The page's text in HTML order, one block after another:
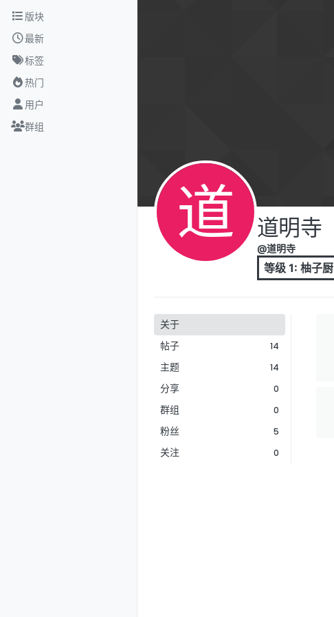
跳转至内容
版块
最新
标签
热门
用户
群组
道 道明寺
@道明寺
等级 1: 柚子厨
关于
帖子
14
主题 14
分享 0
群组 0
粉丝 5
关注 0